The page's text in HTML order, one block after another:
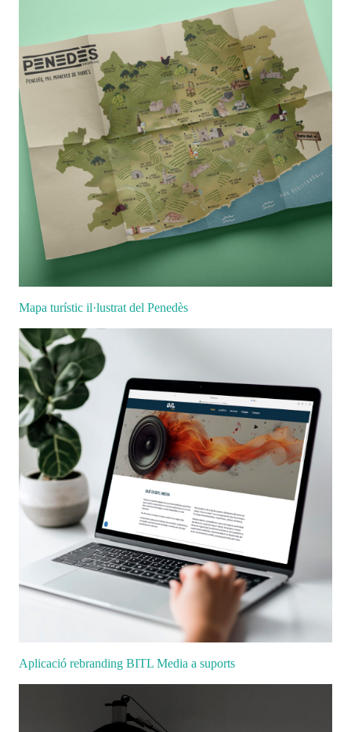
Mapa turístic il·lustrat del Penedès
Aplicació rebranding BITL Media a suports